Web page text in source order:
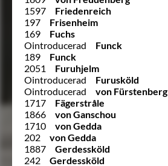
1597
Friedenreich
197
Frisenheim
169
Fuchs
Ointroducerad
Funck
189
Funck
2051
Furuhjelm
Ointroducerad
Furusköld
Ointroducerad
von Fürstenberg
1717
Fägerstråle
1866
von Ganschou
1710
von Gedda
202
von Gedda
1887
Gerdessköld
242
Gerdessköld